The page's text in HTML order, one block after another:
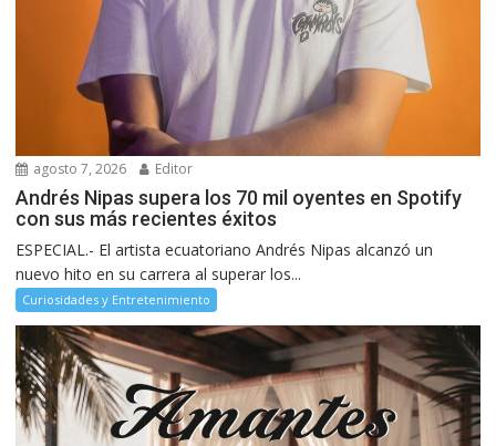
agosto 7, 2026 Editor
Andrés Nipas supera los 70 mil oyentes en Spotify
con sus más recientes éxitos
ESPECIAL.- El artista ecuatoriano Andrés Nipas alcanzó un
nuevo hito en su carrera al superar los...
Curiosidades y Entretenimiento